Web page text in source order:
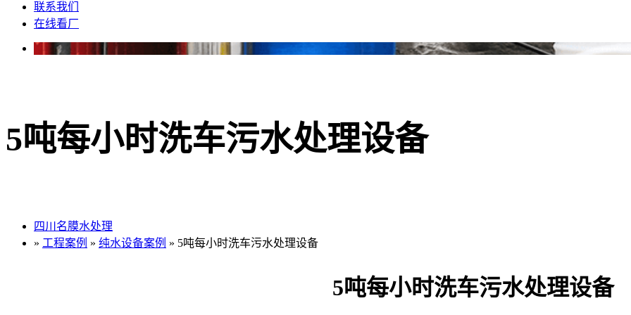
联系我们
在线看厂
5吨每小时洗车污水处理设备
四川名膜水处理
» 工程案例 » 纯水设备案例 » 5吨每小时洗车污水处理设备
5吨每小时洗车污水处理设备